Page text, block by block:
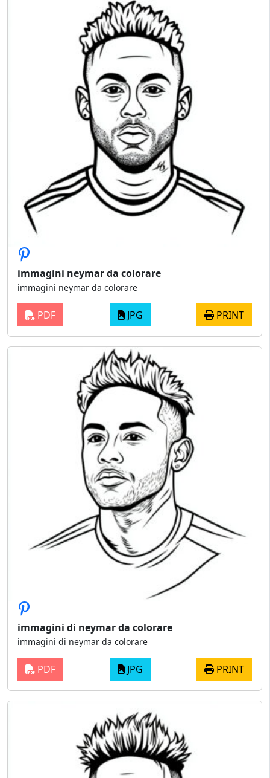
immagini neymar da colorare
immagini neymar da colorare
PDF JPG PRINT
immagini di neymar da colorare
immagini di neymar da colorare
PDF JPG PRINT